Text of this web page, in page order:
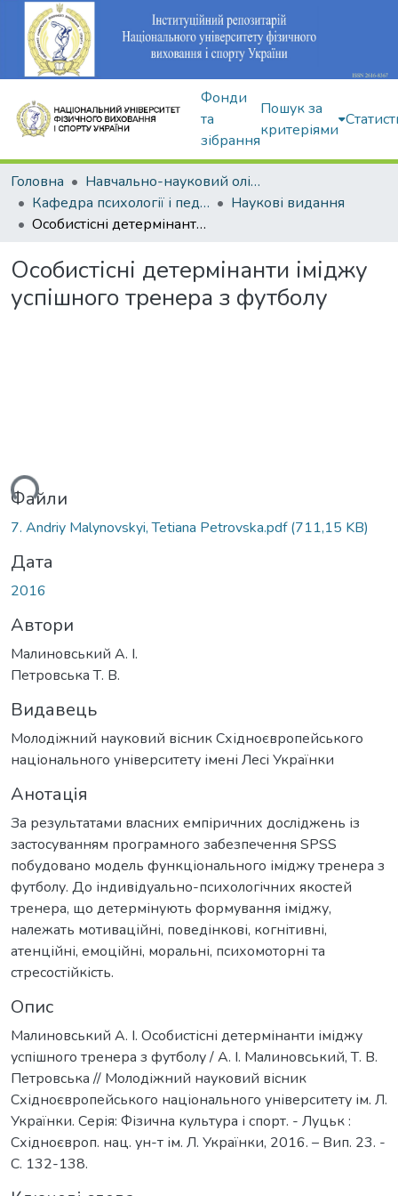
Фонди
та
зібрання
Пошук за
критеріями
Головна
Навчально-науковий олімпійський інститут
Кафедра психології і педагогіки
Наукові видання
Особистісні детермінанти іміджу успішного тренера з футболу
Особистісні детермінанти іміджу
успішного тренера з футболу
Файли
7. Andriy Malynovskyi, Tetiana Petrovska.pdf(711,15 KB)
Дата
2016
Автори
Малиновський А. І.
Петровська Т. В.
Видавець
Молодіжний науковий вісник Східноєвропейського
національного університету імені Лесі Українки
Анотація
За результатами власних емпіричних досліджень із
застосуванням програмного забезпечення SPSS
побудовано модель функціонального іміджу тренера з
футболу. До індивідуально-психологічних якостей
тренера, що детермінують формування іміджу,
належать мотиваційні, поведінкові, когнітивні,
атенційні, емоційні, моральні, психомоторні та
стресостійкість.
Опис
Малиновський А. І. Особистісні детермінанти іміджу
успішного тренера з футболу / А. І. Малиновський, Т. В.
Петровська // Молодіжний науковий вісник
Східноєвропейського національного університету ім. Л.
Українки. Серія: Фізична культура і спорт. - Луцьк :
Східноєвроп. нац. ун-т ім. Л. Українки, 2016. – Вип. 23. -
С. 132-138.